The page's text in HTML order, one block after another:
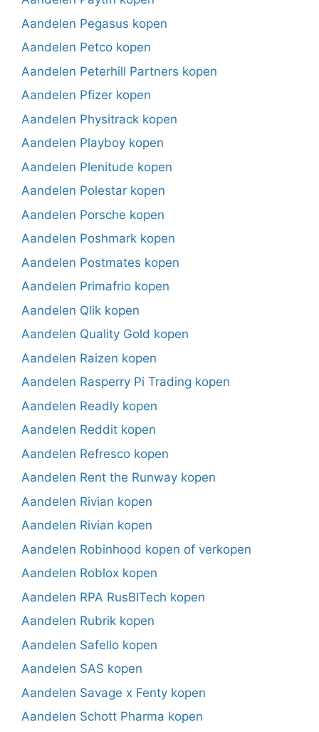
Aandelen Pegasus kopen
Aandelen Petco kopen
Aandelen Peterhill Partners kopen
Aandelen Pfizer kopen
Aandelen Physitrack kopen
Aandelen Playboy kopen
Aandelen Plenitude kopen
Aandelen Polestar kopen
Aandelen Porsche kopen
Aandelen Poshmark kopen
Aandelen Postmates kopen
Aandelen Primafrio kopen
Aandelen Qlik kopen
Aandelen Quality Gold kopen
Aandelen Raizen kopen
Aandelen Rasperry Pi Trading kopen
Aandelen Readly kopen
Aandelen Reddit kopen
Aandelen Refresco kopen
Aandelen Rent the Runway kopen
Aandelen Rivian kopen
Aandelen Rivian kopen
Aandelen Robinhood kopen of verkopen
Aandelen Roblox kopen
Aandelen RPA RusBITech kopen
Aandelen Rubrik kopen
Aandelen Safello kopen
Aandelen SAS kopen
Aandelen Savage x Fenty kopen
Aandelen Schott Pharma kopen